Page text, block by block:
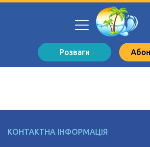
Розваги
КОНТАКТНА ІНФОРМАЦІЯ